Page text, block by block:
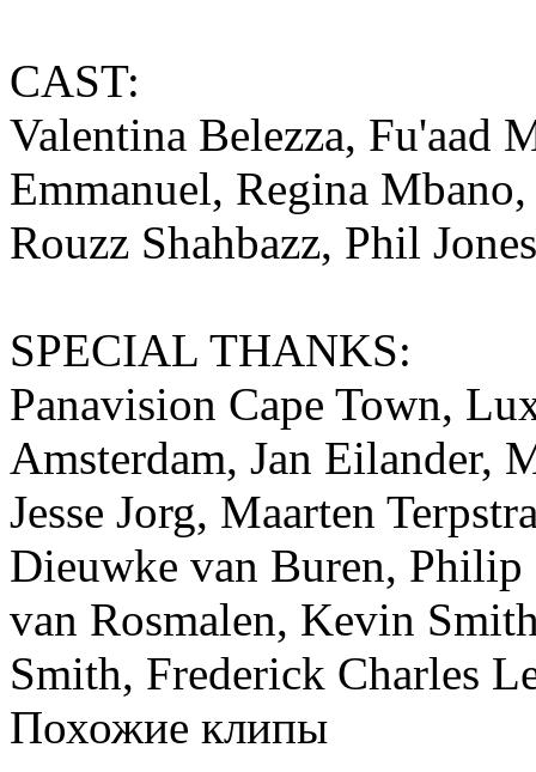
CAST:
Valentina Belezza, Fu'aad
Emmanuel, Regina
Rouzz Shahbazz, Phil
SPECIAL THANKS:
Panavision Cape Town,
Amsterdam, Jan Eilander,
Jesse Jorg, Maarten
Dieuwke van Buren, Philip
van Rosmalen, Kevin
Smith, Frederick Charles
Похожие клипы